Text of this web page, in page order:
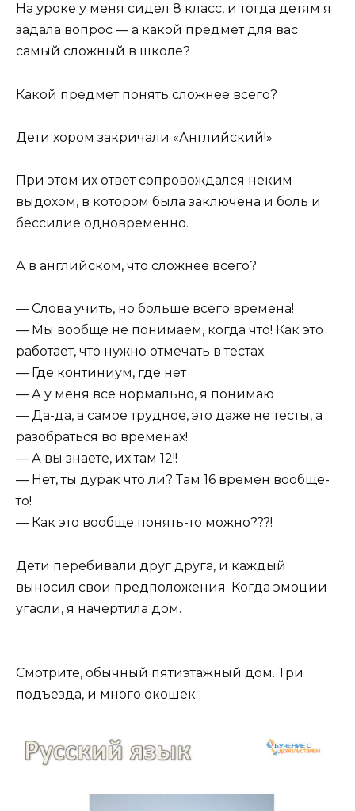
На уроке у меня сидел 8 класс, и тогда детям я
задала вопрос — а какой предмет для вас
самый сложный в школе?
Какой предмет понять сложнее всего?
Дети хором закричали «Английский!»
При этом их ответ сопровождался неким
выдохом, в котором была заключена и боль и
бессилие одновременно.
А в английском, что сложнее всего?
— Слова учить, но больше всего времена!
— Мы вообще не понимаем, когда что! Как это
работает, что нужно отмечать в тестах.
— Где континиум, где нет
— А у меня все нормально, я понимаю
— Да-да, а самое трудное, это даже не тесты, а
разобраться во временах!
— А вы знаете, их там 12!!
— Нет, ты дурак что ли? Там 16 времен вообще-
то!
— Как это вообще понять-то можно???!
Дети перебивали друг друга, и каждый
выносил свои предположения. Когда эмоции
угасли, я начертила дом.
Смотрите, обычный пятиэтажный дом. Три
подъезда, и много окошек.